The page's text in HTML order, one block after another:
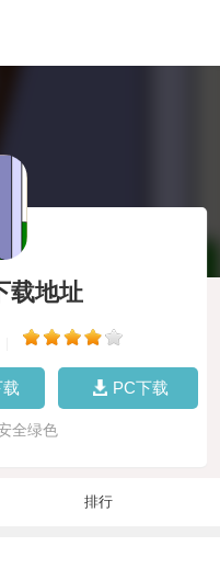
载地址
PC下载
全绿色
排行